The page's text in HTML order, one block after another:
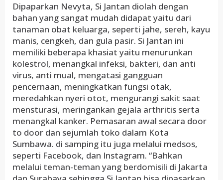
Dipaparkan Nevyta, Si Jantan diolah dengan
bahan yang sangat mudah didapat yaitu dari
tanaman obat keluarga, seperti jahe, sereh, kayu
manis, cengkeh, dan gula pasir. Si Jantan ini
memiliki beberapa khasiat yaitu menurunkan
kolestrol, menangkal infeksi, bakteri, dan anti
virus, anti mual, mengatasi gangguan
pencernaan, meningkatkan fungsi otak,
meredahkan nyeri otot, mengurangi sakit saat
mensturasi, meringankan gejala arthritis serta
menangkal kanker. Pemasaran awal secara door
to door dan sejumlah toko dalam Kota
Sumbawa. di samping itu juga melalui medsos,
seperti Facebook, dan Instagram. “Bahkan
melalui teman-teman yang berdomisili di Jakarta